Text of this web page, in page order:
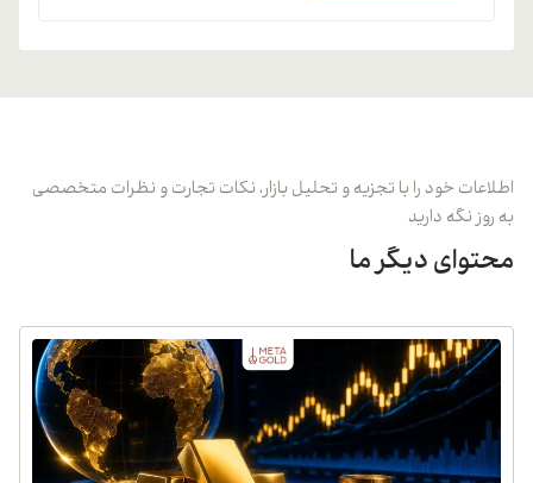
اطلاعات خود را با تجزیه و تحلیل بازار، نکات تجارت و نظرات متخصصی
به روز نگه دارید
محتوای دیگر ما